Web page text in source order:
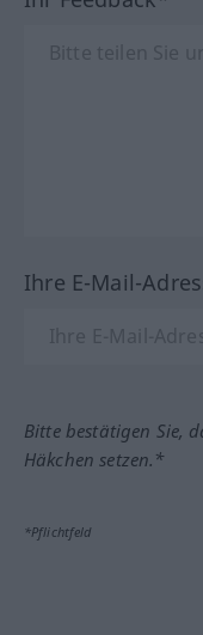
Ihre E-Mail-
Bitte bestätigen Sie,
Häkchen setzen.*
*Pflichtfeld